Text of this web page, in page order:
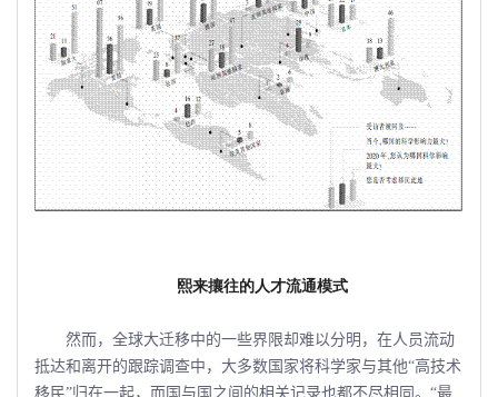
熙来攘往的人才流通模式
然而，全球大迁移中的一些界限却难以分明，在人员流动
抵达和离开的跟踪调查中，大多数国家将科学家与其他“高技术
移民”归在一起，而国与国之间的相关记录也都不尽相同。“最